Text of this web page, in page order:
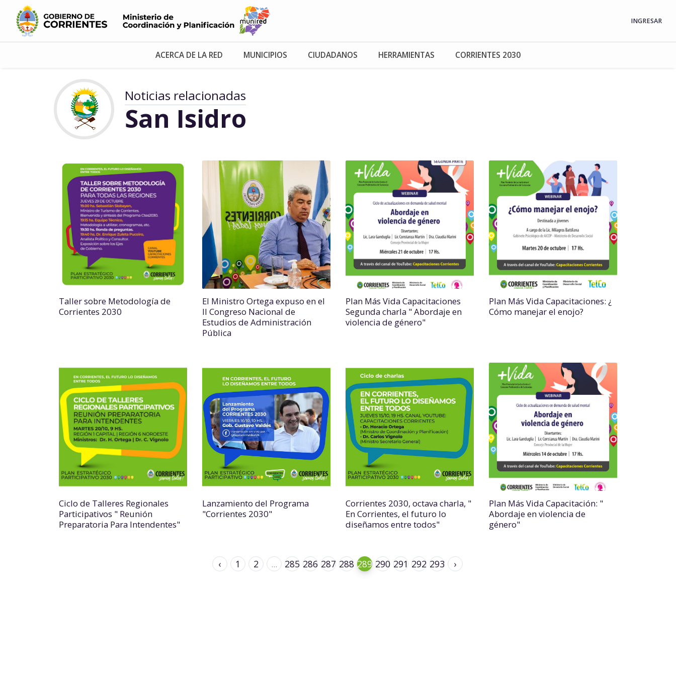
INGRESAR
ACERCA DE LA RED MUNICIPIOS CIUDADANOS HERRAMIENTAS CORRIENTES 2030
Noticias relacionadas
San Isidro
Taller sobre Metodología de
Corrientes 2030
El Ministro Ortega expuso en el
II Congreso Nacional de
Estudios de Administración
Pública
Plan Más Vida Capacitaciones
Segunda charla " Abordaje en
violencia de género"
Plan Más Vida Capacitaciones: ¿
Cómo manejar el enojo?
Ciclo de Talleres Regionales
Participativos " Reunión
Preparatoria Para Intendentes"
Lanzamiento del Programa
"Corrientes 2030"
Corrientes 2030, octava charla, "
En Corrientes, el futuro lo
diseñamos entre todos"
Plan Más Vida Capacitación: "
Abordaje en violencia de
género"
‹ 1 2 ... 285 286 287 288 289 290 291 292 293 ›